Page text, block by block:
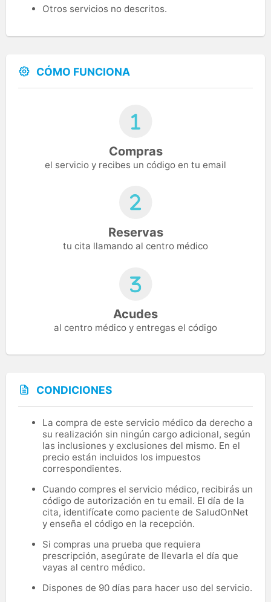
Otros servicios no descritos.
CÓMO FUNCIONA
Compras
el servicio y recibes un código en tu email
Reservas
tu cita llamando al centro médico
Acudes
al centro médico y entregas el código
CONDICIONES
La compra de este servicio médico da derecho a
su realización sin ningún cargo adicional, según
las inclusiones y exclusiones del mismo. En el
precio están incluidos los impuestos
correspondientes.
Cuando compres el servicio médico, recibirás un
código de autorización en tu email. El día de la
cita, identifícate como paciente de SaludOnNet
y enseña el código en la recepción.
Si compras una prueba que requiera
prescripción, asegúrate de llevarla el día que
vayas al centro médico.
Dispones de 90 días para hacer uso del servicio.